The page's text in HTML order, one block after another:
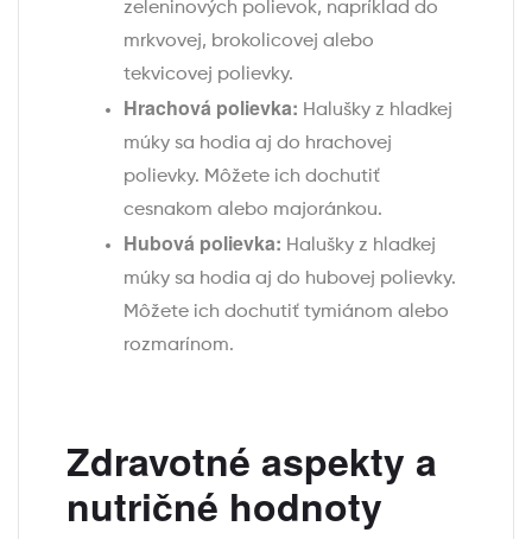
zeleninových polievok, napríklad do
mrkvovej, brokolicovej alebo
tekvicovej polievky.
Hrachová polievka: Halušky z hladkej
múky sa hodia aj do hrachovej
polievky. Môžete ich dochutiť
cesnakom alebo majoránkou.
Hubová polievka: Halušky z hladkej
múky sa hodia aj do hubovej polievky.
Môžete ich dochutiť tymiánom alebo
rozmarínom.
Zdravotné aspekty a
nutričné hodnoty